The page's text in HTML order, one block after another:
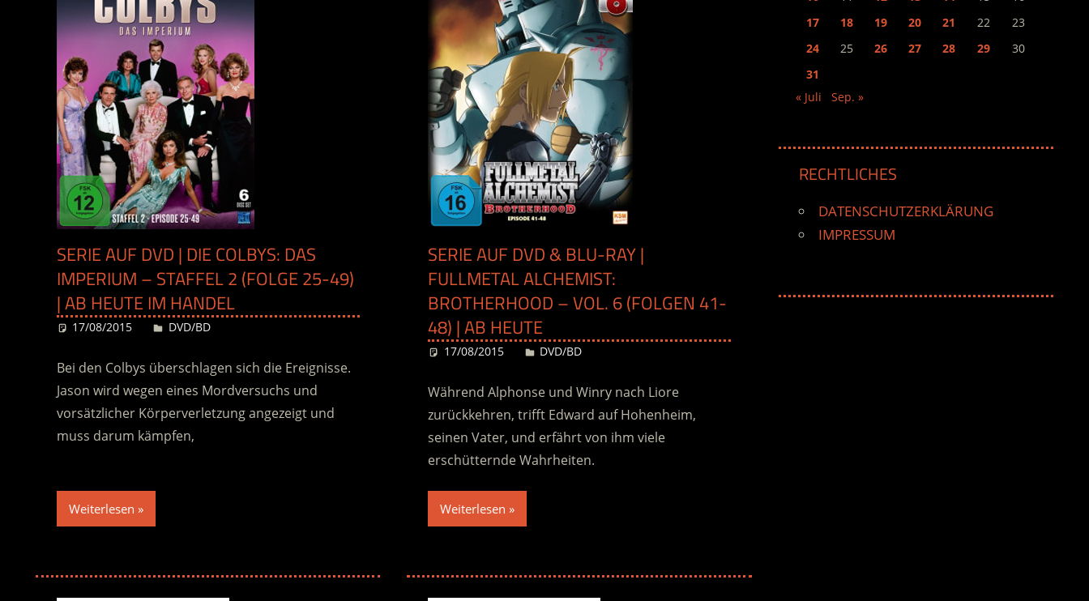
SERIE AUF DVD | DIE COLBYS: DAS
IMPERIUM – STAFFEL 2 (FOLGE 25-49)
| AB HEUTE IM HANDEL
17/08/2015 Desiree
DVD/BD
Bei den Colbys überschlagen sich die Ereignisse.
Jason wird wegen eines Mordversuchs und
vorsätzlicher Körperverletzung angezeigt und
muss darum kämpfen,
Weiterlesen
SERIE AUF DVD & BLU-RAY |
FULLMETAL ALCHEMIST:
BROTHERHOOD – VOL. 6 (FOLGEN 41-
48) | AB HEUTE
17/08/2015 Desiree
DVD/BD
Während Alphonse und Winry nach Liore
zurückkehren, trifft Edward auf Hohenheim,
seinen Vater, und erfährt von ihm viele
erschütternde Wahrheiten.
Weiterlesen
17
18 19 20 21 22
23
24
25 26 27 28 29
30
31
« Juli
Sep. »
RECHTLICHES
DATENSCHUTZERKLÄRUNG
IMPRESSUM